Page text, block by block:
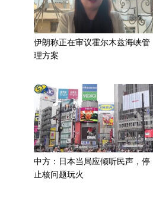
伊朗称正在审议霍尔木兹海峡管
理方案
中方：日本当局应倾听民声，停
止核问题玩火